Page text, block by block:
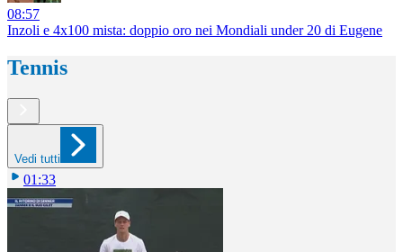
08:57
Inzoli e 4x100 mista: doppio oro nei Mondiali under 20 di Eugene
Tennis
Vedi tutti
01:33